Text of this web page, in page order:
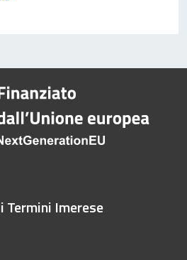
Termini Imerese